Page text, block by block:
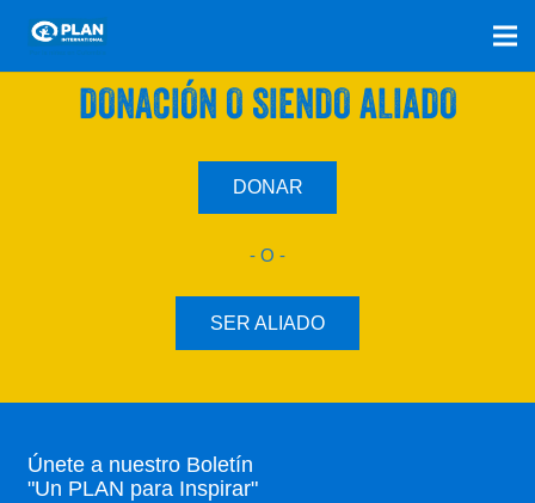
SÚMATE A NUESTRO PLAN CON UNA
DONACIÓN O SIENDO ALIADO
DONAR
- O -
SER ALIADO
Únete a nuestro Boletín
"Un PLAN para Inspirar"